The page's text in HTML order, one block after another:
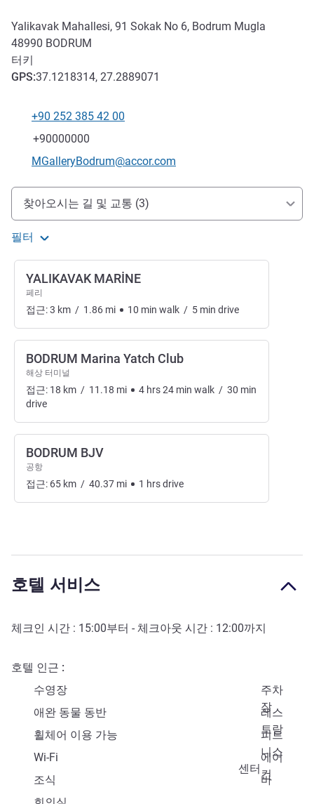
Yalikavak Mahallesi, 91 Sokak No 6, Bodrum Mugla
48990 BODRUM
터키
GPS:37.1218314, 27.2889071
전화
+90 252 385 42 00
팩스
+90000000
E-mail
MGalleryBodrum@accor.com
호텔 접근 및 교통
찾아오시는 길 및 교통 (3)
필터
YALIKAVAK MARİNE
페리
접근:3 km / 1.86 mi 10 min walk / 5 min drive
BODRUM Marina Yatch Club
해상 터미널
접근: 18 km / 11.18 mi 4 hrs24 min walk / 30 min
drive
BODRUM BJV
공항
접근: 65 km / 40.37 mi 1 hrsdrive
호텔 서비스
체크인 시간 : 15:00부터 - 체크아웃 시간 : 12:00까지
호텔 인근
수영장
주차
장
애완 동물 동반
레스
토랑
휠체어 이용 가능
피트
니스
센터
Wi-Fi
에어
컨
조식
바